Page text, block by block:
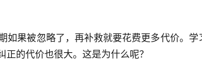
如果被忽略了，再补救就要花费更多代价。学
的代价也很大。这是为什么呢？